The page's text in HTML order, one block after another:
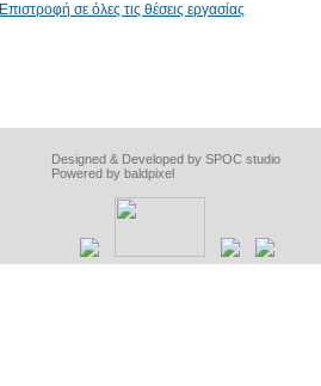
Επιστροφή σε όλες τις θέσεις εργασίας
Designed & Developed by SPOC studio
Powered by baldpixel